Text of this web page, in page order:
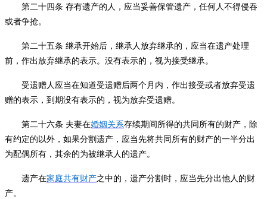
第二十四条 存有遗产的人，应当妥善保管遗产，任何人不得侵吞
或者争抢。
第二十五条 继承开始后，继承人放弃继承的，应当在遗产处理
前，作出放弃继承的表示。没有表示的，视为接受继承。
受遗赠人应当在知道受遗赠后两个月内，作出接受或者放弃受遗
赠的表示，到期没有表示的，视为放弃受遗赠。
第二十六条 夫妻在婚姻关系存续期间所得的共同所有的财产，除
有约定的以外，如果分割遗产，应当先将共同所有的财产的一半分出
为配偶所有，其余的为被继承人的遗产。
遗产在家庭共有财产之中的，遗产分割时，应当先分出他人的财
产。